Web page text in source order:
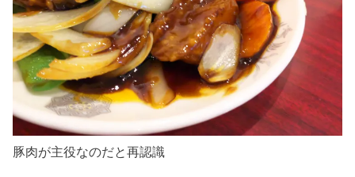
豚肉が主役なのだと再認識